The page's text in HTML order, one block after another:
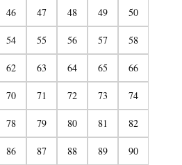
46 47 48 49 50
54 55 56 57 58
62 63 64 65 66
70 71 72 73 74
78 79 80 81 82
86 87 88 89 90